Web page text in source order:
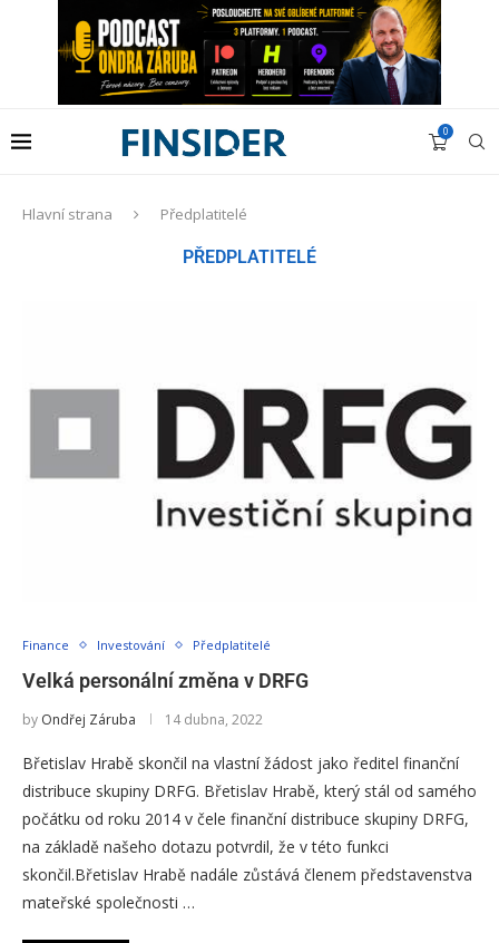
0
Hlavní strana Předplatitelé
PŘEDPLATITELÉ
Finance Investování Předplatitelé
Velká personální změna v DRFG
by Ondřej Záruba 14 dubna, 2022
Břetislav Hrabě skončil na vlastní žádost jako ředitel finanční
distribuce skupiny DRFG. Břetislav Hrabě, který stál od samého
počátku od roku 2014 v čele finanční distribuce skupiny DRFG,
na základě našeho dotazu potvrdil, že v této funkci
skončil.Břetislav Hrabě nadále zůstává členem představenstva
mateřské společnosti …